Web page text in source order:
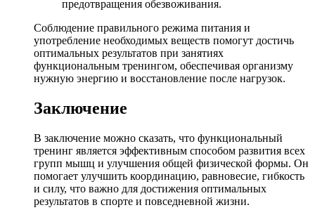
предотвращения обезвоживания.
Соблюдение правильного режима питания и
употребление необходимых веществ помогут достичь
оптимальных результатов при занятиях
функциональным тренингом, обеспечивая организму
нужную энергию и восстановление после нагрузок.
Заключение
В заключение можно сказать, что функциональный
тренинг является эффективным способом развития всех
групп мышц и улучшения общей физической формы. Он
помогает улучшить координацию, равновесие, гибкость
и силу, что важно для достижения оптимальных
результатов в спорте и повседневной жизни.